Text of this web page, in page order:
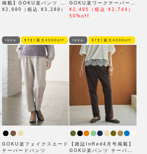
掲載】GOKU楽パンツ ス
トレッチテーパード
¥2,990（税込 ¥3,289）
GOKU楽ワークテーパード
パンツ
¥2,495（税込 ¥2,744）
50%off
ikka ﾓｱｵﾌ最大4000off
GOKU楽フェイクスエード
テーパードパンツ
ikka ﾓｱｵﾌ最大4000off
【雑誌InRed4月号掲載】
GOKU楽パンツ テーパー